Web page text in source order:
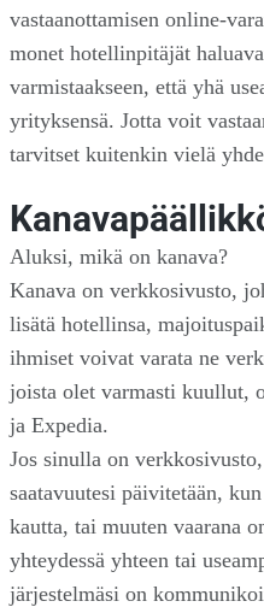
vastaanottamisen online-
monet hotellinpitäjät
varmistaakseen, että yhä
yrityksensä. Jotta voit
tarvitset kuitenkin vielä
Aluksi, mikä on kanava?
Kanava on verkkosivusto,
lisätä hotellinsa,
ihmiset voivat varata ne
joista olet varmasti kuullut,
ja Expedia.
Jos sinulla on
saatavuutesi päivitetään,
kautta, tai muuten vaarana
yhteydessä yhteen tai
järjestelmäsi on